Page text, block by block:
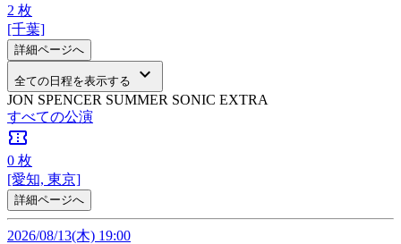
2 枚
[千葉]
詳細ページへ
全ての日程を表示する keyboard_arrow_down
JON SPENCER SUMMER SONIC EXTRA
すべての公演
confirmation_number
0 枚
[愛知, 東京]
詳細ページへ
2026/08/13(木) 19:00